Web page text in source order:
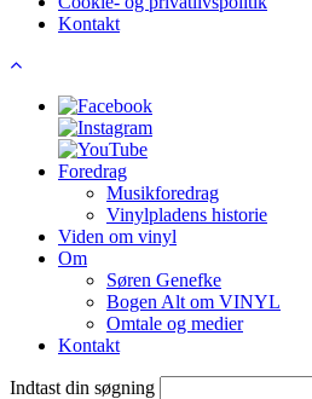
Kontakt
Foredrag
Musikforedrag
Vinylpladens historie
Viden om vinyl
Om
Søren Genefke
Bogen Alt om VINYL
Omtale og medier
Kontakt
Indtast din søgning